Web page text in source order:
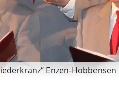
Enzen-